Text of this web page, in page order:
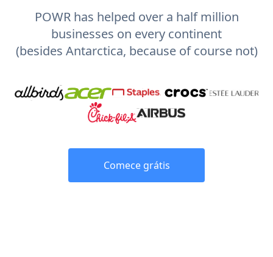
POWR has helped over a half million
businesses on every continent
(besides Antarctica, because of course not)
Comece grátis